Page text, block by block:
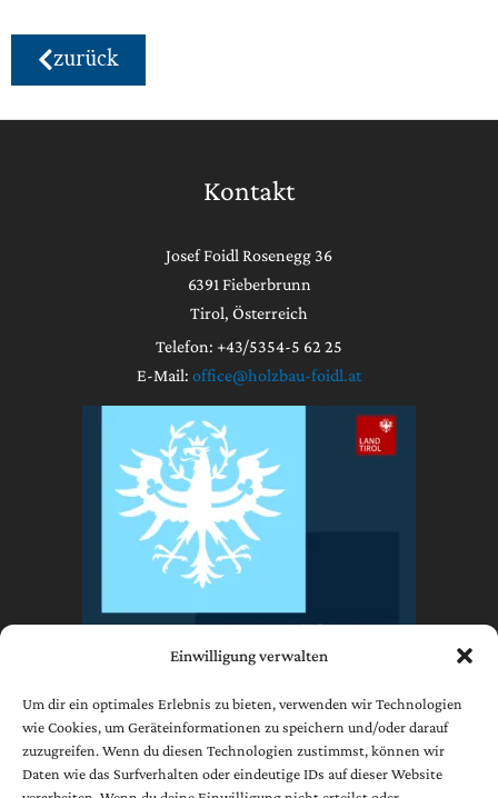
Einwilligung verwalten
Um dir ein optimales Erlebnis zu bieten, verwenden wir Technologien
wie Cookies, um Geräteinformationen zu speichern und/oder darauf
zuzugreifen. Wenn du diesen Technologien zustimmst, können wir
Daten wie das Surfverhalten oder eindeutige IDs auf dieser Website
zurück
Kontakt
Josef Foidl Rosenegg 36
6391 Fieberbrunn
Tirol, Österreich
Telefon: +43/5354-5 62 25
E-Mail: office@holzbau-foidl.at
Impressum
Datenschutzerklärung